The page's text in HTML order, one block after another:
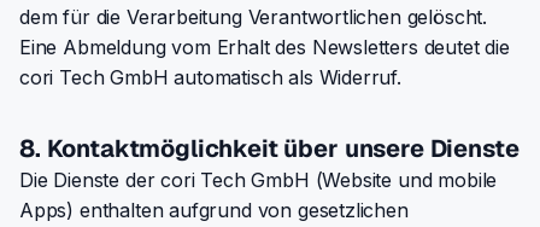
dem für die Verarbeitung Verantwortlichen gelöscht.
Eine Abmeldung vom Erhalt des Newsletters deutet die
cori Tech GmbH automatisch als Widerruf.
8. Kontaktmöglichkeit über unsere Dienste
Die Dienste der cori Tech GmbH (Website und mobile
Apps) enthalten aufgrund von gesetzlichen